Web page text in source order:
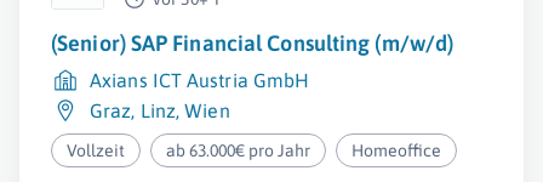
(Senior) SAP Financial Consulting (m/w/d)
Axians ICT Austria GmbH
Graz, Linz,Wien
Vollzeit ab 63.000€ pro Jahr Homeoffice